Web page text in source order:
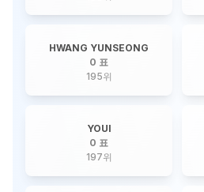
HWANG YUNSEONG
0 표
195위
YOUI
0 표
197위